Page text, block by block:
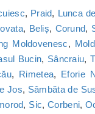
, Praid, Lunca
, Beliș, Corund,
Moldovenesc,
Bucin, Sâncraiu,
, Rimetea, Eforie
Jos, Sâmbăta de
, Sic,Corbeni,